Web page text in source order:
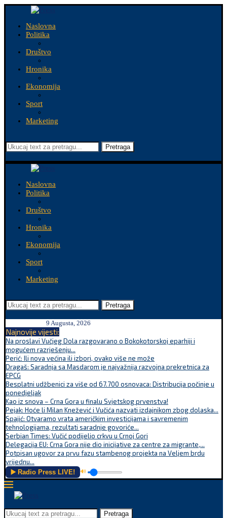
Naslovna
Politika
Društvo
Hronika
Ekonomija
Sport
Marketing
Pretraga
Naslovna
Politika
Društvo
Hronika
Ekonomija
Sport
Marketing
Pretraga
9 Augusta, 2026
Najnovije vijesti:
Na proslavi Vučjeg Dola razgovarano o Bokokotorskoj eparhiji i
mogućem razrješenju...
Perić: Ili nova većina ili izbori, ovako više ne može
Dragaš: Saradnja sa Masdarom je najvažnija razvojna prekretnica za
EPCG
Besplatni udžbenici za više od 67.700 osnovaca: Distribucija počinje u
ponedjeljak
Kao iz snova – Crna Gora u finalu Svjetskog prvenstva!
Pejak: Hoće li Milan Knežević i Vučića nazvati izdajnikom zbog dolaska...
Spajić: Otvaramo vrata američkim investicijama i savremenim
tehnologijama, rezultati saradnje govoriće...
Serbian Times: Vučić podijelio crkvu u Crnoj Gori
Delegacija EU: Crna Gora nije dio inicijative za centre za migrante,...
Potpisan ugovor za prvu fazu stambenog projekta na Veljem brdu
vrijednu...
▶️ Radio Press LIVE! 🔊
Pretraga